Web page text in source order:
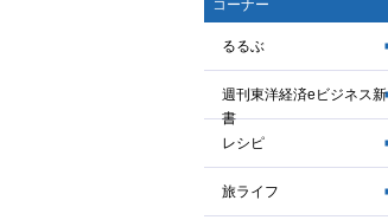
コーナー
るるぶ
週刊東洋経済eビジネス新
書
レシピ
旅ライフ